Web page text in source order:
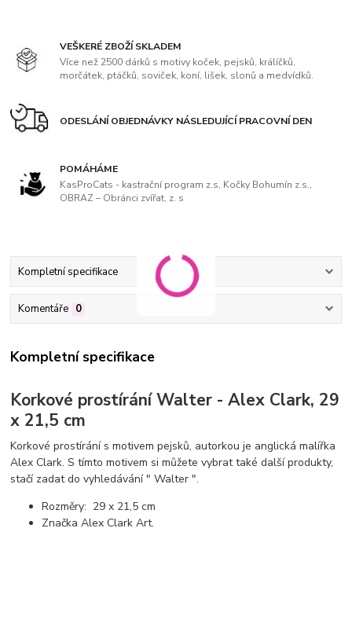
VEŠKERÉ ZBOŽÍ SKLADEM
Více než 2500 dárků s motivy koček, pejsků, králíčků,
morčátek, ptáčků, soviček, koní, lišek, slonů a medvídků.
ODESLÁNÍ OBJEDNÁVKY NÁSLEDUJÍCÍ PRACOVNÍ DEN
POMÁHÁME
KasProCats - kastrační program z.s, Kočky Bohumín z.s.,
OBRAZ – Obránci zvířat, z. s
Kompletní specifikace
Komentáře 0
Kompletní specifikace
Korkové prostírání Walter - Alex Clark, 29
x 21,5 cm
Korkové prostírání s motivem pejsků, autorkou je anglická malířka
Alex Clark. S tímto motivem si můžete vybrat také další produkty,
stačí zadat do vyhledávání " Walter ".
Rozměry: 29 x 21,5 cm
Značka Alex Clark Art.